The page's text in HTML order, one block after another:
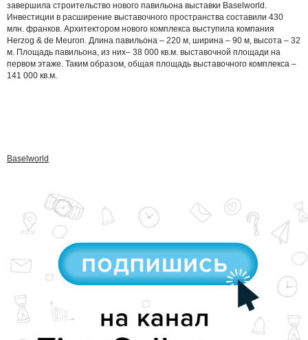
завершила строительство нового павильона выставки Baselworld.
Инвестиции в расширение выставочного пространства составили 430
млн. франков. Архитектором нового комплекса выступила компания
Herzog & de Meuron. Длина павильона – 220 м, ширина – 90 м, высота – 32
м. Площадь павильона, из них– 38 000 кв.м. выставочной площади на
первом этаже. Таким образом, общая площадь выставочного комплекса –
141 000 кв.м.
Baselworld